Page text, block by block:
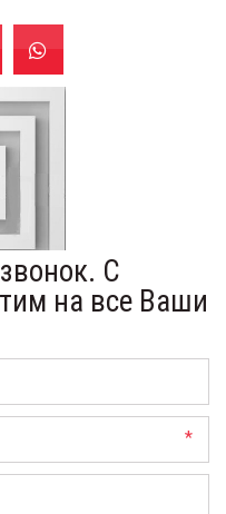
С
на все Ваши
*